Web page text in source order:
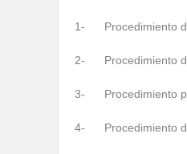
1- Procedimiento de
2- Procedimiento
3- Procedimiento
4- Procedimiento de